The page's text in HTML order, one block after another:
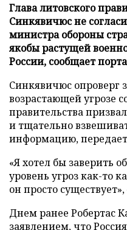
Глава литовского
Синкявичюс не
министра обороны
якобы растущей
России, сообщает
Синкявичюс опроверг
возрастающей угрозе
правительства
и тщательно
информацию, передает
«Я хотел бы заверить
уровень угроз как-то
он просто
Днем ранее Робертас
заявлением, что